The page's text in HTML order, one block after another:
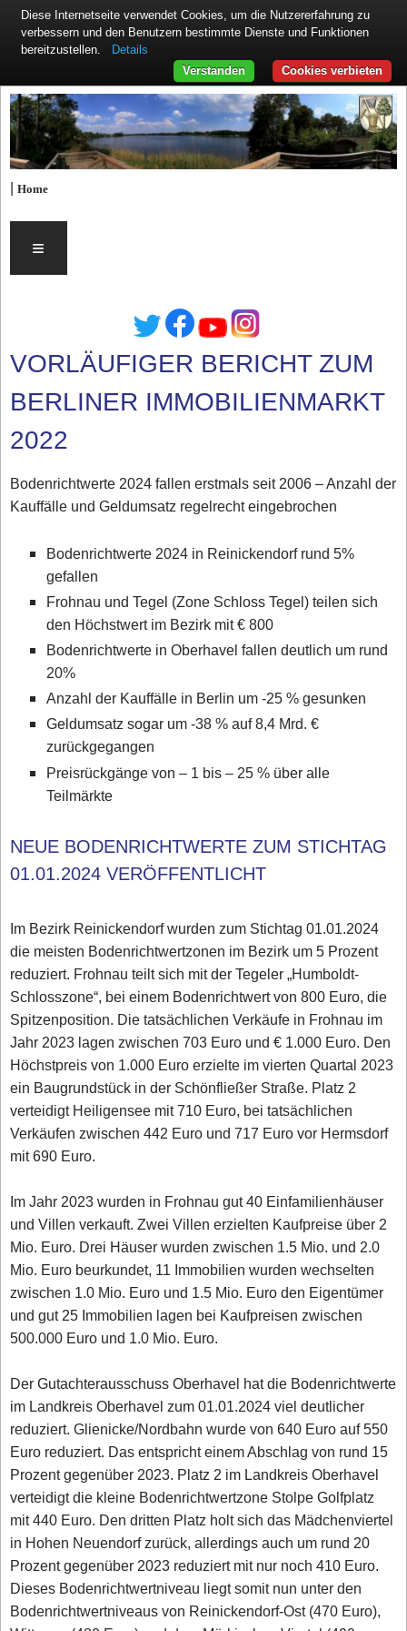
|Home
≡
VORLÄUFIGER BERICHT ZUM
BERLINER IMMOBILIENMARKT
2022
Bodenrichtwerte 2024 fallen erstmals seit 2006 – Anzahl der
Kauffälle und Geldumsatz regelrecht eingebrochen
Bodenrichtwerte 2024 in Reinickendorf rund 5%
gefallen
Frohnau und Tegel (Zone Schloss Tegel) teilen sich
den Höchstwert im Bezirk mit € 800
Bodenrichtwerte in Oberhavel fallen deutlich um rund
20%
Anzahl der Kauffälle in Berlin um -25 % gesunken
Geldumsatz sogar um -38 % auf 8,4 Mrd. €
zurückgegangen
Preisrückgänge von – 1 bis – 25 % über alle
Teilmärkte
NEUE BODENRICHTWERTE ZUM STICHTAG
01.01.2024 VERÖFFENTLICHT
Im Bezirk Reinickendorf wurden zum Stichtag 01.01.2024
die meisten Bodenrichtwertzonen im Bezirk um 5 Prozent
reduziert. Frohnau teilt sich mit der Tegeler „Humboldt-
Schlosszone“, bei einem Bodenrichtwert von 800 Euro, die
Spitzenposition. Die tatsächlichen Verkäufe in Frohnau im
Jahr 2023 lagen zwischen 703 Euro und € 1.000 Euro. Den
Höchstpreis von 1.000 Euro erzielte im vierten Quartal 2023
ein Baugrundstück in der Schönfließer Straße. Platz 2
verteidigt Heiligensee mit 710 Euro, bei tatsächlichen
Verkäufen zwischen 442 Euro und 717 Euro vor Hermsdorf
mit 690 Euro.
Im Jahr 2023 wurden in Frohnau gut 40 Einfamilienhäuser
und Villen verkauft. Zwei Villen erzielten Kaufpreise über 2
Mio. Euro. Drei Häuser wurden zwischen 1.5 Mio. und 2.0
Mio. Euro beurkundet, 11 Immobilien wurden wechselten
zwischen 1.0 Mio. Euro und 1.5 Mio. Euro den Eigentümer
und gut 25 Immobilien lagen bei Kaufpreisen zwischen
500.000 Euro und 1.0 Mio. Euro.
Der Gutachterausschuss Oberhavel hat die Bodenrichtwerte
im Landkreis Oberhavel zum 01.01.2024 viel deutlicher
reduziert. Glienicke/Nordbahn wurde von 640 Euro auf 550
Euro reduziert. Das entspricht einem Abschlag von rund 15
Prozent gegenüber 2023. Platz 2 im Landkreis Oberhavel
verteidigt die kleine Bodenrichtwertzone Stolpe Golfplatz
mit 440 Euro. Den dritten Platz holt sich das Mädchenviertel
in Hohen Neuendorf zurück, allerdings auch um rund 20
Prozent gegenüber 2023 reduziert mit nur noch 410 Euro.
Dieses Bodenrichtwertniveau liegt somit nun unter den
Bodenrichtwertniveaus von Reinickendorf-Ost (470 Euro),
Diese Internetseite verwendet Cookies, um die Nutzererfahrung zu
verbessern und den Benutzern bestimmte Dienste und Funktionen
bereitzustellen.
Details
Cookies verbieten
Verstanden